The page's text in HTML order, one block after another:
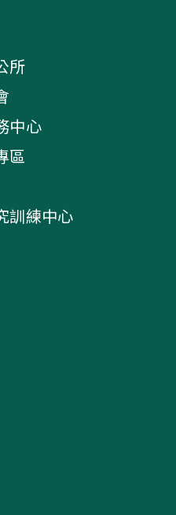
所
中心
區
訓練中心